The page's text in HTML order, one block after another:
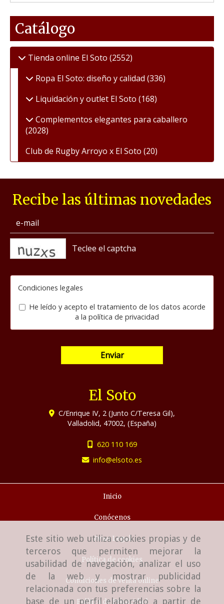
Este sitio web utiliza cookies propias y de
terceros que permiten mejorar la
usabilidad de navegación, analizar el uso
de la web y mostrar publicidad
relacionada con tus preferencias sobre la
base de un perfil elaborado a partir de
Catálogo
Tienda online El Soto (2552)
Ropa El Soto: diseño y calidad (336)
Liquidación y outlet El Soto (168)
Complementos elegantes para caballero
(2028)
Club de Rugby Arroyo x El Soto (20)
Recibe las últimas novedades
Condiciones legales
He leído y acepto el tratamiento de los datos acorde
a la política de privacidad
Enviar
El Soto
C/Enrique IV, 2 (Junto C/Teresa Gil),
Valladolid, 47002, (España)
620 110 169
info
elsoto.es
Inicio
Conócenos
Aviso Legal
Política de cookies
Condiciones de venta online
Política de Privacidad